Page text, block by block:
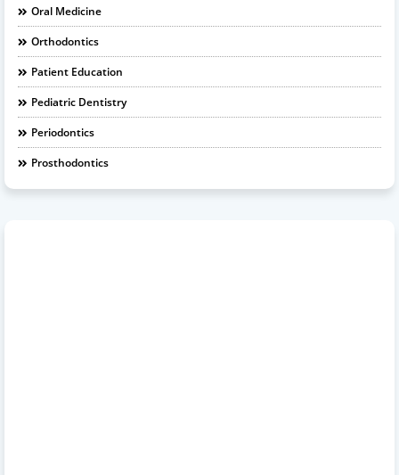
Oral Medicine
Orthodontics
Patient Education
Pediatric Dentistry
Periodontics
Prosthodontics